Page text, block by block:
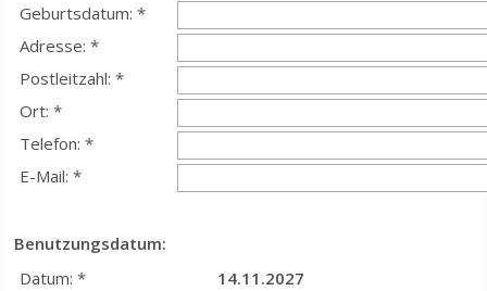
Geburtsdatum: *
Adresse: *
Postleitzahl: *
Ort: *
Telefon: *
E-Mail: *
Benutzungsdatum:
Datum: *
14.11.2027